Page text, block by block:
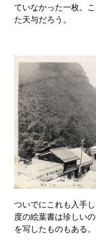
ていなかった一枚。
た天与だろう。
ついでにこれも入手
度の絵葉書は珍しい
を写したものもある。